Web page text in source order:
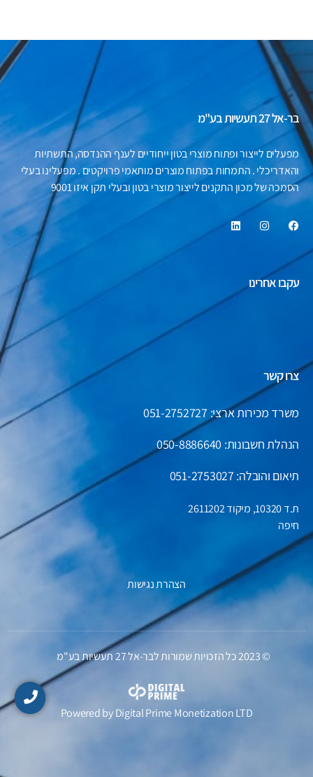
בר-אל 27 תעשיות בע"מ
מפעלים לייצור ופתוח מוצרי בטון ייחודיים לענף ההנדסה, התשתיות
והאדריכלי . התמחות בפתוח מוצרים מותאמי פרויקטים . מפעלינו בעלי
הסמכה של מכון התקנים לייצור מוצרי בטון ובעלי תקן איזו 9001
עקבו אחרינו
צרו קשר
משרד מכירות ארצי: 051-2752727
הנהלת חשבונות: 050-8886640
תיאום והובלה: 051-2753027
ת.ד 10320, מיקוד 2611202
חיפה
הצהרת נגישות
© 2023 כל הזכויות שמורות לבר-אל 27 תעשיות בע"מ
Powered byDigital PrimeMonetization LTD